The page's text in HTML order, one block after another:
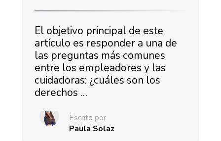
El objetivo principal de este
artículo es responder a una de
las preguntas más comunes
entre los empleadores y las
cuidadoras: ¿cuáles son los
derechos …
Escrito por
Paula Solaz